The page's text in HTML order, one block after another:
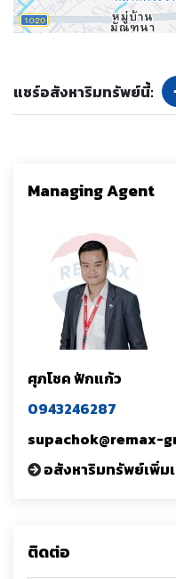
แชร์อสังหาริมทรัพย์นี้:
Managing Agent
ศุภโชค ฟักแก้ว
0943246287
supachok@remax-
อสังหาริมทรัพย์เพิ่ม
ติดต่อ